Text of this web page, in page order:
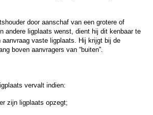
door aanschaf van een grotere of
andere ligplaats wenst, dient hij dit kenbaar te
aanvraag vaste ligplaats. Hij krijgt bij de
boven aanvragers van “buiten”.
vervalt indien:
zijn ligplaats opzegt;